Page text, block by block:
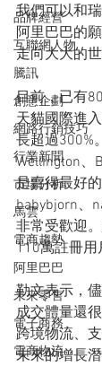
品牌經營
互聯網人物
騰訊
創意企劃
網路行銷技巧
行業新聞
市場分析
馬雲
電商趨勢
阿里巴巴
未來零售
電子商務
電商物流
我們可以和
阿里巴巴的
走向大大的
目前，已有
天貓國際進
長超過300%
Wellington、
是賣得最好
babybjorn、
非常受歡迎
110萬註冊用
勒文表示，
成交體量還
跨境物流、
未來的增長潛